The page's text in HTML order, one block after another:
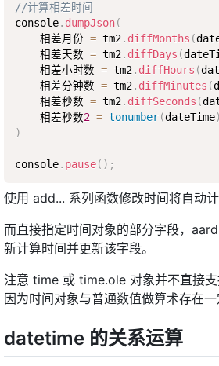
//计算相差时间
console. dumpJson(
    相差月份
= tm2. diffMonths (
    相差天数
= tm2. diffDays (
    相差小时数
= tm2. diffHours (
    相差分钟数
= tm2. diffMinutes (
    相差秒数
= tm2. diffSeconds (
    相差秒数
2 = tonumber(dateTime)
)
console. pause( ) ;
使用 add... 系列函数修改时间将自动
而直接指定时间对象的部分字段，
新计算时间并更新该字段。
注意 time 或 time.ole 对象并不直接
因为时间对象与普通数值做算术存在
datetime 的关系运算